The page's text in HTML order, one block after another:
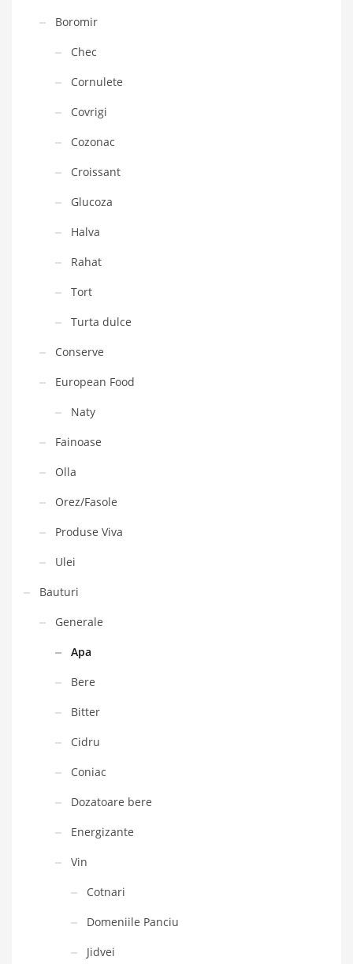
Boromir
Chec
Cornulete
Covrigi
Cozonac
Croissant
Glucoza
Halva
Rahat
Tort
Turta dulce
Conserve
European Food
Naty
Fainoase
Olla
Orez/Fasole
Produse Viva
Ulei
Bauturi
Generale
Apa
Bere
Bitter
Cidru
Coniac
Dozatoare bere
Energizante
Vin
Cotnari
Domeniile Panciu
Jidvei